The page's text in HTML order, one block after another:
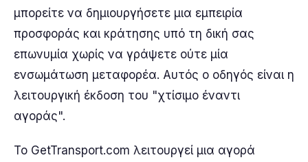
μπορείτε να δημιουργήσετε μια εμπειρία
προσφοράς και κράτησης υπό τη δική σας
επωνυμία χωρίς να γράψετε ούτε μία
ενσωμάτωση μεταφορέα. Αυτός ο οδηγός είναι η
λειτουργική έκδοση του "χτίσιμο έναντι
αγοράς".
Το GetTransport.com λειτουργεί μια αγορά